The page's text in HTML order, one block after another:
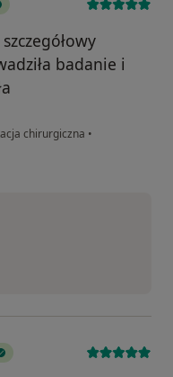
badanie i
chirurgiczna •